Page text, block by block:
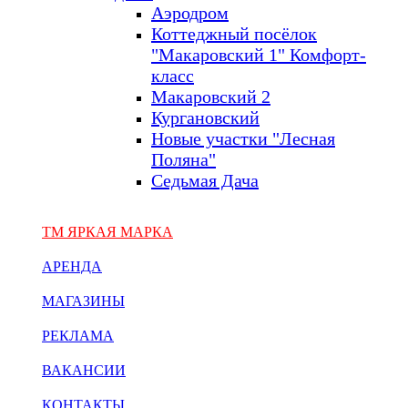
Аэродром
Коттеджный посёлок
"Макаровский 1" Комфорт-
класс
Макаровский 2
Кургановский
Новые участки "Лесная
Поляна"
Седьмая Дача
ТМ ЯРКАЯ МАРКА
АРЕНДА
МАГАЗИНЫ
РЕКЛАМА
ВАКАНСИИ
КОНТАКТЫ